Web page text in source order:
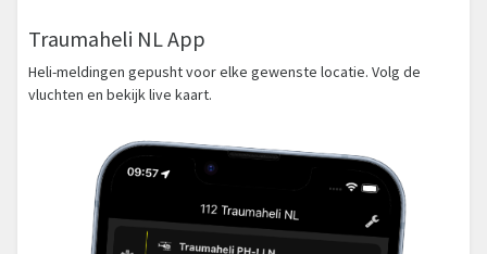
Traumaheli NL App
Heli-meldingen gepusht voor elke gewenste locatie. Volg de
vluchten en bekijk live kaart.